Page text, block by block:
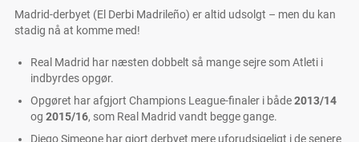
Madrid-derbyet (El Derbi Madrileño) er altid udsolgt – men du kan
stadig nå at komme med!
Real Madrid har næsten dobbelt så mange sejre som Atleti i
indbyrdes opgør.
Opgøret har afgjort Champions League-finaler i både2013/14
og 2015/16, som Real Madrid vandt begge gange.
Diego Simeone har gjort derbyet mere uforudsigeligt i de senere